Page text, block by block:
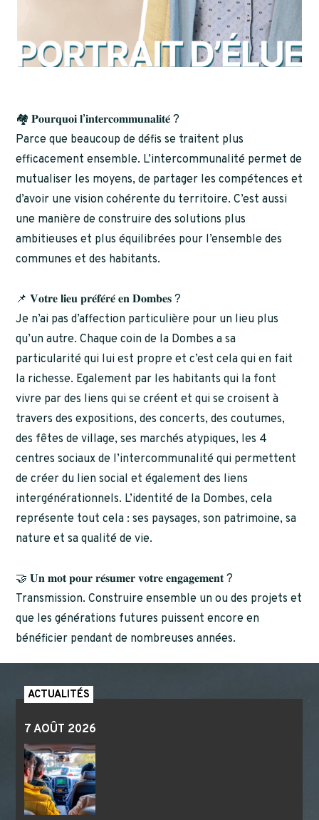
🏘️ 𝐏𝐨𝐮𝐫𝐪𝐮𝐨𝐢 𝐥’𝐢𝐧𝐭𝐞𝐫𝐜𝐨𝐦𝐦𝐮𝐧𝐚𝐥𝐢𝐭𝐞́ ?
Parce que beaucoup de défis se traitent plus
efficacement ensemble. L’intercommunalité permet de
mutualiser les moyens, de partager les compétences et
d’avoir une vision cohérente du territoire. C’est aussi
une manière de construire des solutions plus
ambitieuses et plus équilibrées pour l’ensemble des
communes et des habitants.
📌 𝐕𝐨𝐭𝐫𝐞 𝐥𝐢𝐞𝐮 𝐩𝐫𝐞́𝐟𝐞́𝐫𝐞́ 𝐞𝐧 𝐃𝐨𝐦𝐛𝐞𝐬 ?
Je n’ai pas d’affection particulière pour un lieu plus
qu’un autre. Chaque coin de la Dombes a sa
particularité qui lui est propre et c’est cela qui en fait
la richesse. Egalement par les habitants qui la font
vivre par des liens qui se créent et qui se croisent à
travers des expositions, des concerts, des coutumes,
des fêtes de village, ses marchés atypiques, les 4
centres sociaux de l’intercommunalité qui permettent
de créer du lien social et également des liens
intergénérationnels. L’identité de la Dombes, cela
représente tout cela : ses paysages, son patrimoine, sa
nature et sa qualité de vie.
🤝 𝐔𝐧 𝐦𝐨𝐭 𝐩𝐨𝐮𝐫 𝐫𝐞́𝐬𝐮𝐦𝐞𝐫 𝐯𝐨𝐭𝐫𝐞 𝐞𝐧𝐠𝐚𝐠𝐞𝐦𝐞𝐧𝐭 ?
Transmission. Construire ensemble un ou des projets et
que les générations futures puissent encore en
bénéficier pendant de nombreuses années.
ACTUALITÉS
7 AOÛT 2026